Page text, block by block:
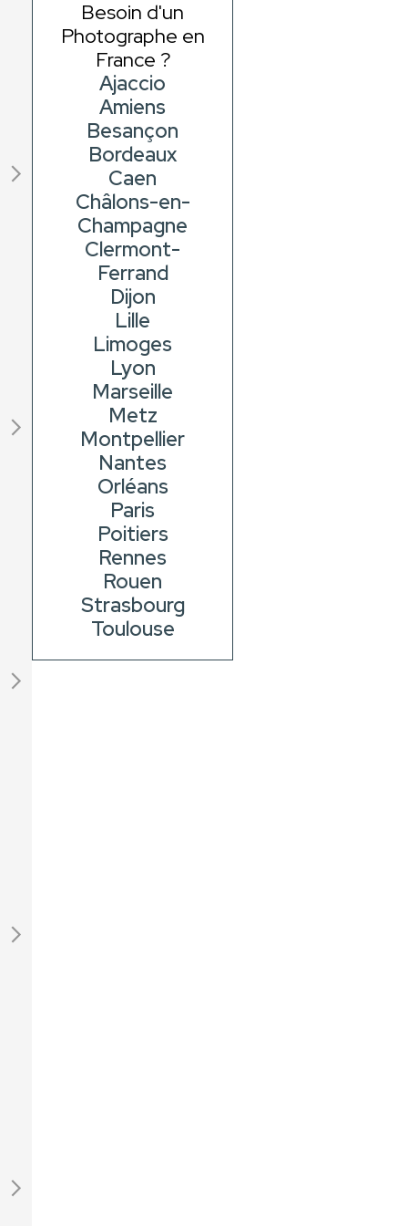
Besoin d'un
Photographe en
France ?
Ajaccio
Amiens
Besançon
Bordeaux
Caen
Châlons-en-
Champagne
Clermont-
Ferrand
Dijon
Lille
Limoges
Lyon
Marseille
Metz
Montpellier
Nantes
Orléans
Paris
Poitiers
Rennes
Rouen
Strasbourg
Toulouse